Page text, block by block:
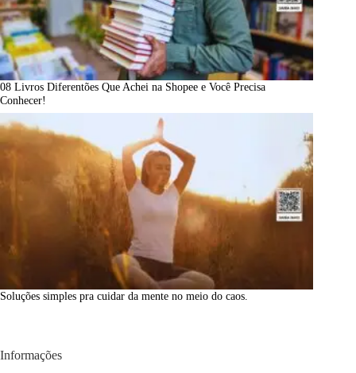
08 Livros Diferentões Que Achei na Shopee e Você Precisa
Conhecer!
Soluções simples pra cuidar da mente no meio do caos.
Informações